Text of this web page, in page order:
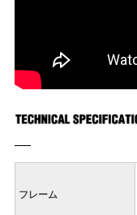
フレーム